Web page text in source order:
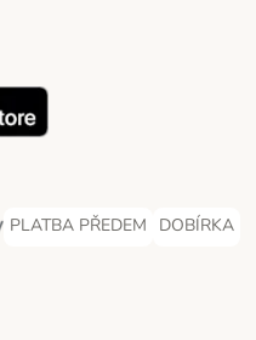
Method
Payment Method
PLATBA PŘEDEM
PLATBA PŘEDEM Payment
DOBÍRKA
DOBÍRKA
Method